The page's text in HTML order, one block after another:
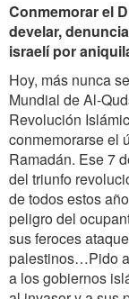
Conmemorar el
develar,
israelí por
Hoy, más nunca
Mundial de Al-
Revolución
conmemorarse el
Ramadán. Ese 7
del triunfo
de todos estos
peligro del
sus feroces
palestinos…Pido
a los gobiernos